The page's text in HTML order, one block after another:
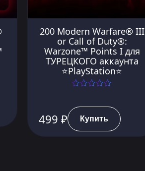
200 Modern Warfare® III
or Call of Duty®:
Warzone™ Points I для
ТУРЕЦКОГО аккаунта
⭐PlayStation⭐
499 ₽ Купить